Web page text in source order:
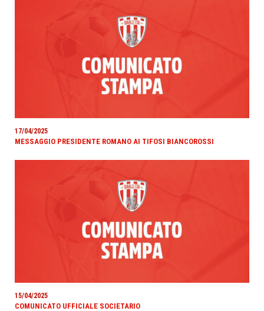
17/04/2025
MESSAGGIO PRESIDENTE ROMANO AI TIFOSI BIANCOROSSI
15/04/2025
COMUNICATO UFFICIALE SOCIETARIO